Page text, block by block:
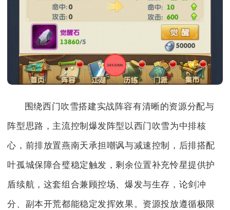
围绕西门吹雪搭建实战阵容有清晰的资源分配与
阵型思路，主流控制爆发阵型以西门吹雪为中排核
心，前排放置燕南天承担嘲讽与减速控制，后排搭配
叶孤城保障合璧稳定触发，剩余位置补充怜星提供护
盾续航，这套组合兼顾控场、爆发与生存，论剑冲
分、副本开荒都能稳定发挥效果。资源投放遵循极限